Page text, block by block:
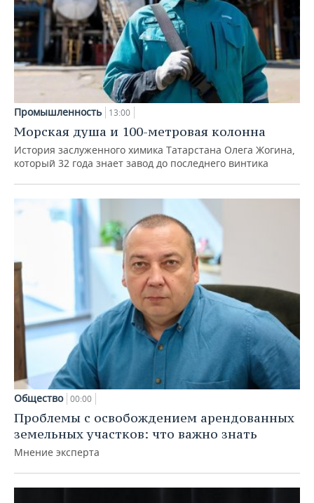
Промышленность 13:00
Морская душа и 100-метровая колонна
История заслуженного химика Татарстана Олега Жогина,
который 32 года знает завод до последнего винтика
Общество 00:00
Проблемы с освобождением арендованных
земельных участков: что важно знать
Мнение эксперта